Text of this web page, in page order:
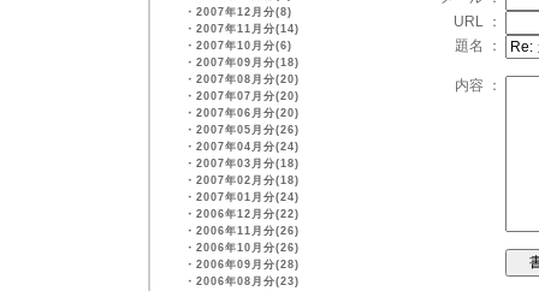
・ 2007年12月分(8)
・ 2007年11月分(14)
・ 2007年10月分(6)
・ 2007年09月分(18)
・ 2007年08月分(20)
・ 2007年07月分(20)
・ 2007年06月分(20)
・ 2007年05月分(26)
・ 2007年04月分(24)
・ 2007年03月分(18)
・ 2007年02月分(18)
・ 2007年01月分(24)
・ 2006年12月分(22)
・ 2006年11月分(26)
・ 2006年10月分(26)
・ 2006年09月分(28)
・ 2006年08月分(23)
URL ：
題名 ：
内容 ：